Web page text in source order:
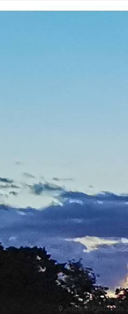
Jelgava, Pasta sala